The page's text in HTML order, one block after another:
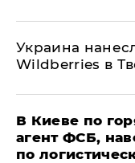
Украина
Wildberries в
В Киеве по
агент ФСБ,
по